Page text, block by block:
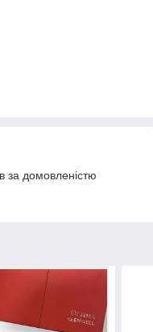
за домовленістю